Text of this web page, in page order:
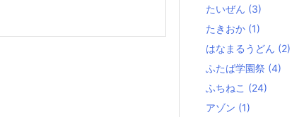
たいぜん (3)
たきおか (1)
はなまるうどん (2)
ふたば学園祭 (4)
ふちねこ (24)
アゾン (1)